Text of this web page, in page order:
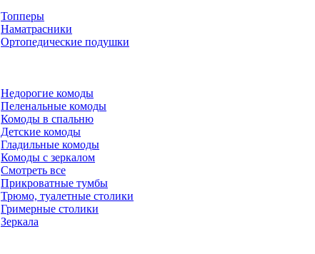
Топперы
Наматрасники
Ортопедические подушки
Недорогие комоды
Пеленальные комоды
Комоды в спальню
Детские комоды
Гладильные комоды
Комоды с зеркалом
Смотреть все
Прикроватные тумбы
Трюмо, туалетные столики
Гримерные столики
Зеркала